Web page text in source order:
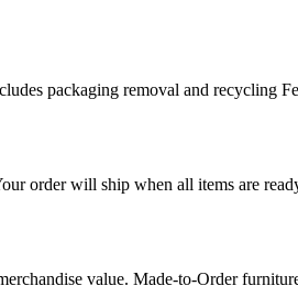
packaging removal and recycling
order will ship when all items are
value. Made-to-Order